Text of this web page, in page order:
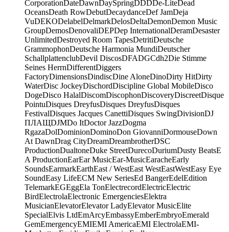
CorporationDateDawnDaySpringDDDDe-LiteDead
OceansDeath RowDebutDecaydanceDef JamDeja
VuDEKODelabelDelmarkDelosDeltaDemonDemon Music
GroupDemosDenovaliDEPDep InternationalDeramDesaster
UnlimitedDestroyed Room TapesDetritiDeutsche
GrammophonDeutsche Harmonia MundiDeutscher
SchallplattenclubDevil DiscosDFADGCdh2Die Stimme
Seines HerrnDifferentDiggers
FactoryDimensionsDindiscDine AloneDinoDirty HitDirty
WaterDisc JockeyDischordDiscipline Global MobileDisco
DogeDisco HalalDiscomDiscophonDiscoveryDiscreetDisque
PointuDisques DreyfusDisques DreyfusDisques
FestivalDisques Jacques CanettiDisques SwingDivisionDJ
ПЛАЩDJMDo ItDoctor JazzDogma
RgazaDolDominionDominoDon GiovanniDormouseDown
At DawnDrag CityDreamDreambrotherDSC
ProductionDualtoneDuke StreetDurecoDuriumDusty BeatsE
A ProductionEarEar MusicEar-MusicEaracheEarly
SoundsEarmarkEarthEast / WestEast WestEastWestEasy Eye
SoundEasy LifeECM New SeriesEd BangerEdelEdition
TelemarkEGEggEla TonElectrecordElectricElectric
BirdElectrolaElectronic EmergenciesElektra
MusicianElevatorElevator LadyElevator MusicElite
SpecialElvis LtdEmArcyEmbassyEmberEmbryoEmerald
GemEmergencyEMIEMI AmericaEMI ElectrolaEMI-